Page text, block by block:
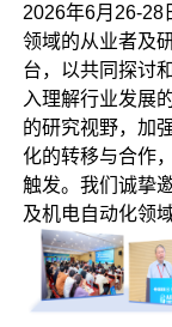
2026年6月26-28
领域的从业者及
台，以共同探讨
入理解行业发展
的研究视野，加
化的转移与合作
触发。我们诚挚
及机电自动化领